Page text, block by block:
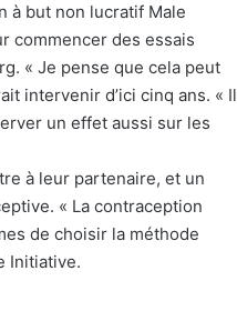
à but non lucratif Male
commencer des essais
« Je pense que cela peut
intervenir d’ici cinq ans. « Il
un effet aussi sur les
à leur partenaire, et un
« La contraception
de choisir la méthode
Initiative.